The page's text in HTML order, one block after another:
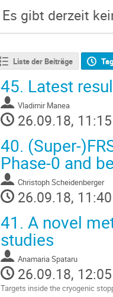
Es gibt derzeit
Liste der Beiträge
45. Latest
Vladimir Manea
26.09.18, 11:15
40. (Super-
Phase-0 and
Christoph Scheidenberger
26.09.18, 11:40
41. A novel
studies
Anamaria Spataru
26.09.18, 12:05
Targets inside the cryogenic